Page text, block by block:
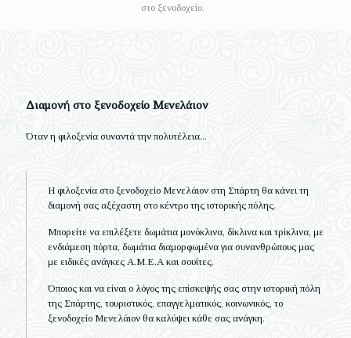
στο ξενοδοχείο.
Διαμονή στο ξενοδοχείο Μενελάιον
Όταν η φιλοξενία συναντά την πολυτέλεια...
Η φιλοξενία στο ξενοδοχείο Μενελάιον στη Σπάρτη θα κάνει τη
διαμονή σας αξέχαστη στο κέντρο της ιστορικής πόλης.
Μπορείτε να επιλέξετε δωμάτια μονόκλινα, δίκλινα και τρίκλινα, με
ενδιάμεση πόρτα, δωμάτια διαμορφωμένα για συνανθρώπους μας
με ειδικές ανάγκες Α.Μ.Ε.Α και σουίτες.
Όποιος και να είναι ο λόγος της επίσκεψής σας στην ιστορική πόλη
της Σπάρτης, τουριστικός, επαγγελματικός, κοινωνικός, το
ξενοδοχείο Μενελάιον θα καλύψει κάθε σας ανάγκη.